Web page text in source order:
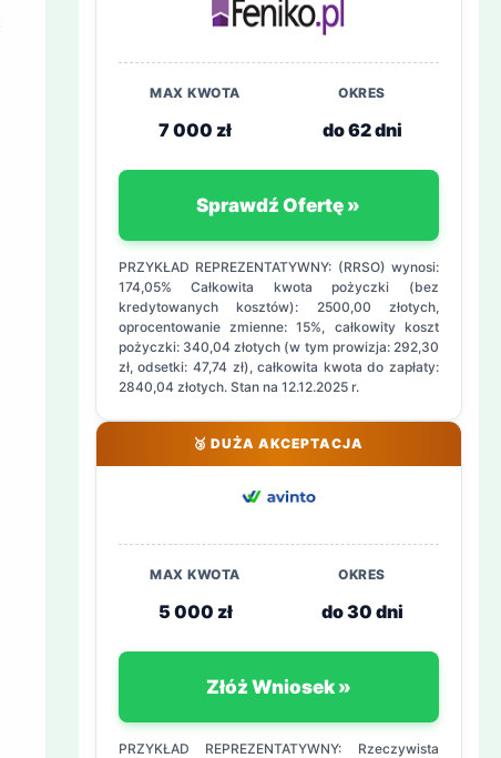
MAX KWOTA
7 000 zł
OKRES
do 62 dni
Sprawdź Ofertę »
PRZYKŁAD REPREZENTATYWNY: (RRSO) wynosi:
174,05% Całkowita kwota pożyczki (bez
kredytowanych kosztów): 2500,00 złotych,
oprocentowanie zmienne: 15%, całkowity koszt
pożyczki: 340,04 złotych (w tym prowizja: 292,30
zł, odsetki: 47,74 zł), całkowita kwota do zapłaty:
2840,04 złotych. Stan na 12.12.2025 r.
🥉 DUŻA AKCEPTACJA
MAX KWOTA
5 000 zł
OKRES
do 30 dni
Złóż Wniosek »
PRZYKŁAD REPREZENTATYWNY: Rzeczywista